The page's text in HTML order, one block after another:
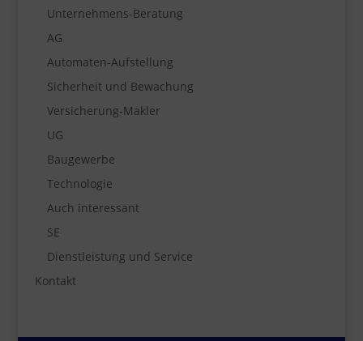
Unternehmens-Beratung
AG
Automaten-Aufstellung
Sicherheit und Bewachung
Versicherung-Makler
UG
Baugewerbe
Technologie
Auch interessant
SE
Dienstleistung und Service
Kontakt